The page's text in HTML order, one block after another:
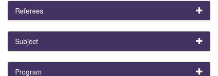
Referees
Subject
Program